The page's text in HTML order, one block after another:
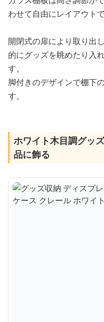
わせて自由にレイアウトで
開閉式の扉により取り出
的にグッズを眺めたり入
す。
脚付きのデザインで棚下
す。
ホワイト木目調グッ
品に飾る